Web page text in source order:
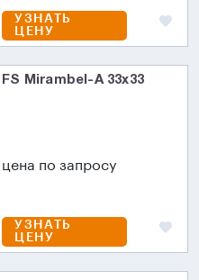
УЗНАТЬ
ЦЕНУ
FS Mirambel-A 33x33
цена по запросу
УЗНАТЬ
ЦЕНУ